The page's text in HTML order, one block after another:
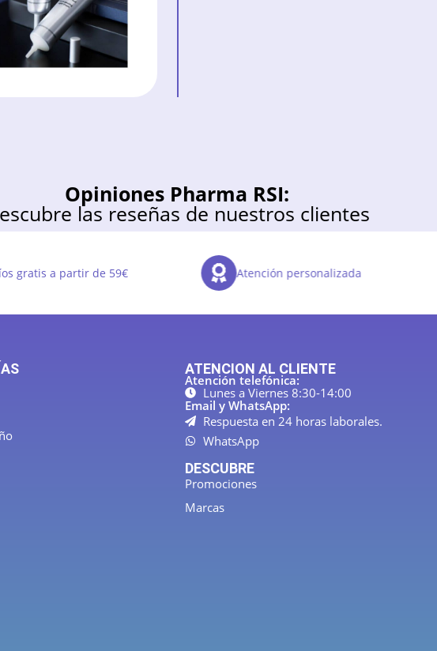
Opiniones Pharma RSI:
las reseñas de nuestros clientes
gratis a partir de 59€ Atención personalizada
ATENCION AL CLIENTE
Atención telefónica:
Lunes a Viernes 8:30-14:00
Email y WhatsApp:
Respuesta en 24 horas laborales.
WhatsApp
DESCUBRE
Promociones
Marcas